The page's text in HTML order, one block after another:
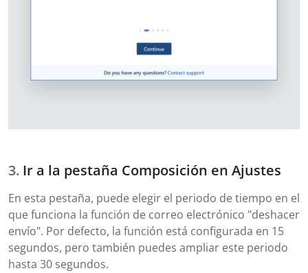
Ir a la pestaña Composición en Ajustes
En esta pestaña, puede elegir el periodo de tiempo en el
que funciona la función de correo electrónico "deshacer
envío". Por defecto, la función está configurada en 15
segundos, pero también puedes ampliar este periodo
hasta 30 segundos.